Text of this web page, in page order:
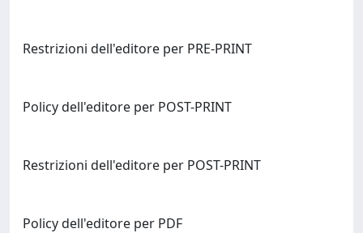
Restrizioni dell'editore per PRE-PRINT
Policy dell'editore per POST-PRINT
Restrizioni dell'editore per POST-PRINT
Policy dell'editore per PDF